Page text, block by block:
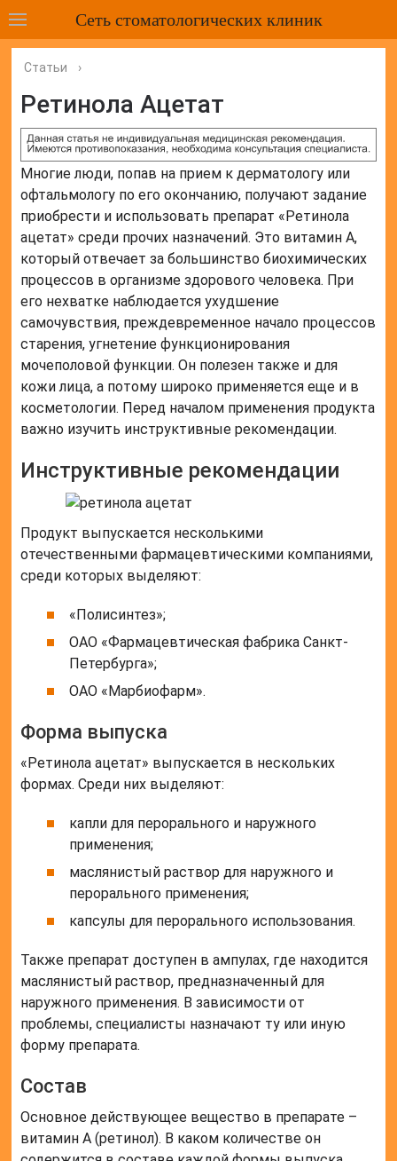
Сеть стоматологических клиник
Статьи ›
Ретинола Ацетат
Многие люди, попав на прием к дерматологу или
офтальмологу по его окончанию, получают задание
приобрести и использовать препарат «Ретинола
ацетат» среди прочих назначений. Это витамин А,
который отвечает за большинство биохимических
процессов в организме здорового человека. При
его нехватке наблюдается ухудшение
самочувствия, преждевременное начало процессов
старения, угнетение функционирования
мочеполовой функции. Он полезен также и для
кожи лица, а потому широко применяется еще и в
косметологии. Перед началом применения продукта
важно изучить инструктивные рекомендации.
Инструктивные рекомендации
Продукт выпускается несколькими
отечественными фармацевтическими компаниями,
среди которых выделяют:
«Полисинтез»;
ОАО «Фармацевтическая фабрика Санкт-
Петербурга»;
ОАО «Марбиофарм».
Форма выпуска
«Ретинола ацетат» выпускается в нескольких
формах. Среди них выделяют:
капли для перорального и наружного
применения;
маслянистый раствор для наружного и
перорального применения;
капсулы для перорального использования.
Также препарат доступен в ампулах, где находится
маслянистый раствор, предназначенный для
наружного применения. В зависимости от
проблемы, специалисты назначают ту или иную
форму препарата.
Состав
Основное действующее вещество в препарате –
витамин А (ретинол). В каком количестве он